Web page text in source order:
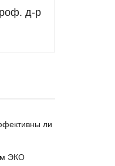
д-р
ли
ЭКО